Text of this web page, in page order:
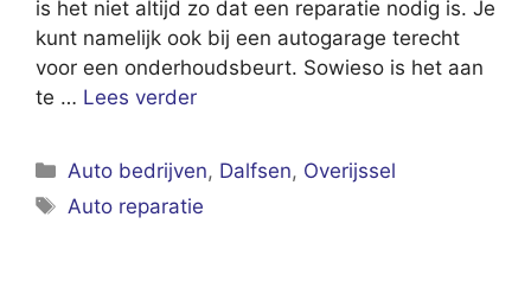
is het niet altijd zo dat een reparatie nodig is. Je
kunt namelijk ook bij een autogarage terecht
voor een onderhoudsbeurt. Sowieso is het aan
te … Lees verder
Categorieën
Auto bedrijven, Dalfsen, Overijssel
Tags
Auto reparatie